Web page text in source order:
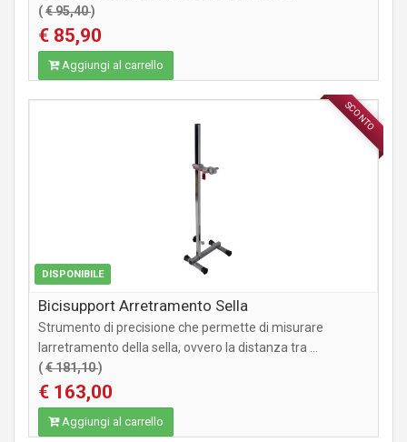
(€ 95,40)
€ 85,90
Aggiungi al carrello
SCONTO
DISPONIBILE
ACCESSORI
Bicisupport Arretramento Sella
Strumento di precisione che permette di misurare
larretramento della sella, ovvero la distanza tra ...
(€ 181,10)
€ 163,00
Aggiungi al carrello